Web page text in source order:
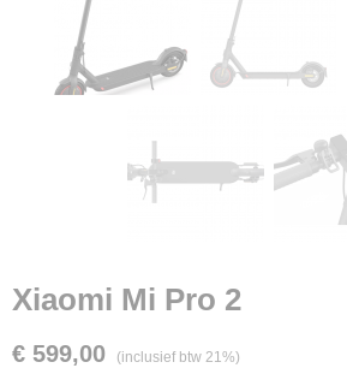
Xiaomi Mi Pro 2
€ 599,00 (inclusief btw 21%)